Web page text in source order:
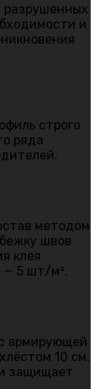
разрушенных
и
строго
ряда
методом
швов
клея
— 5 шт/м².
армирующей
10 см.
защищает